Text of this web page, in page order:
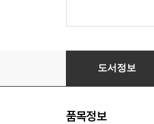
사랑해 사랑해 우리
도서정보
품목정보